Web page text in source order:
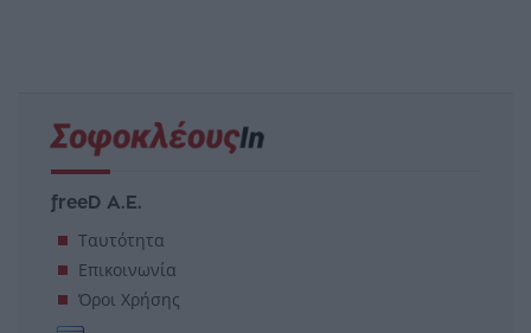
freeD Α.Ε.
Ταυτότητα
Επικοινωνία
Όροι Χρήσης